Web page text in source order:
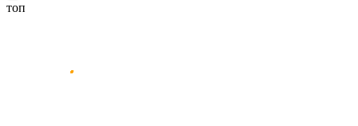
топ